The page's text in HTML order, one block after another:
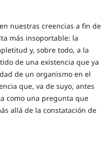
nuestras creencias a fin de
más insoportable: la
y, sobre todo, a la
de una existencia que ya
de un organismo en el
que, va de suyo, antes
como una pregunta que
allá de la constatación de